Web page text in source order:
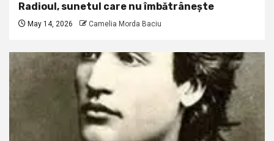
Radioul, sunetul care nu îmbătrânește
May 14, 2026 Camelia Morda Baciu